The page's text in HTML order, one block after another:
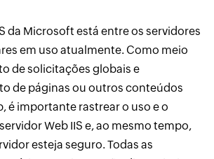
da Microsoft está entre os servidores
em uso atualmente. Como meio
de solicitações globais e
de páginas ou outros conteúdos
é importante rastrear o uso e o
Web IIS e, ao mesmo tempo,
esteja seguro. Todas as